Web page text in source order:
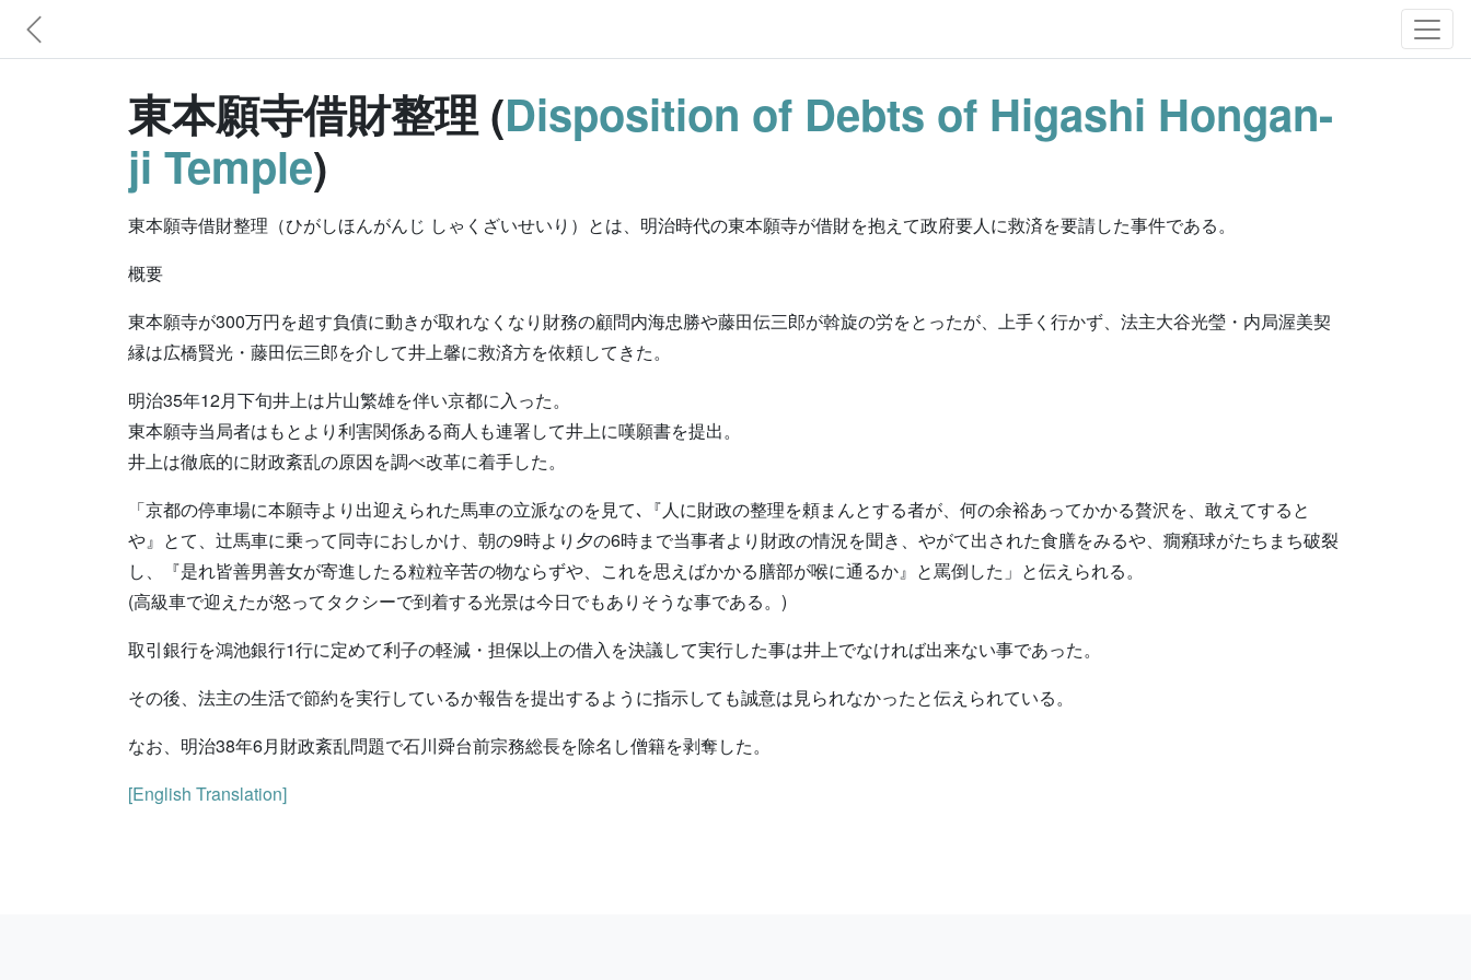
東本願寺借財整理 (Disposition of Debts of Higashi Hongan-
ji Temple)
東本願寺借財整理（ひがしほんがんじ しゃくざいせいり）とは、明治時代の東本願寺が借財を抱えて政府要人に救済を要請した事件である。
概要
東本願寺が300万円を超す負債に動きが取れなくなり財務の顧問内海忠勝や藤田伝三郎が斡旋の労をとったが、上手く行かず、法主大谷光瑩・内局渥美契
縁は広橋賢光・藤田伝三郎を介して井上馨に救済方を依頼してきた。
明治35年12月下旬井上は片山繁雄を伴い京都に入った。
東本願寺当局者はもとより利害関係ある商人も連署して井上に嘆願書を提出。
井上は徹底的に財政紊乱の原因を調べ改革に着手した。
「京都の停車場に本願寺より出迎えられた馬車の立派なのを見て､『人に財政の整理を頼まんとする者が、何の余裕あってかかる贅沢を、敢えてすると
や』とて、辻馬車に乗って同寺におしかけ、朝の9時より夕の6時まで当事者より財政の情況を聞き、やがて出された食膳をみるや、癇癪球がたちまち破裂
し、『是れ皆善男善女が寄進したる粒粒辛苦の物ならずや、これを思えばかかる膳部が喉に通るか』と罵倒した」と伝えられる。
(高級車で迎えたが怒ってタクシーで到着する光景は今日でもありそうな事である。)
取引銀行を鴻池銀行1行に定めて利子の軽減・担保以上の借入を決議して実行した事は井上でなければ出来ない事であった。
その後、法主の生活で節約を実行しているか報告を提出するように指示しても誠意は見られなかったと伝えられている。
なお、明治38年6月財政紊乱問題で石川舜台前宗務総長を除名し僧籍を剥奪した。
[English Translation]